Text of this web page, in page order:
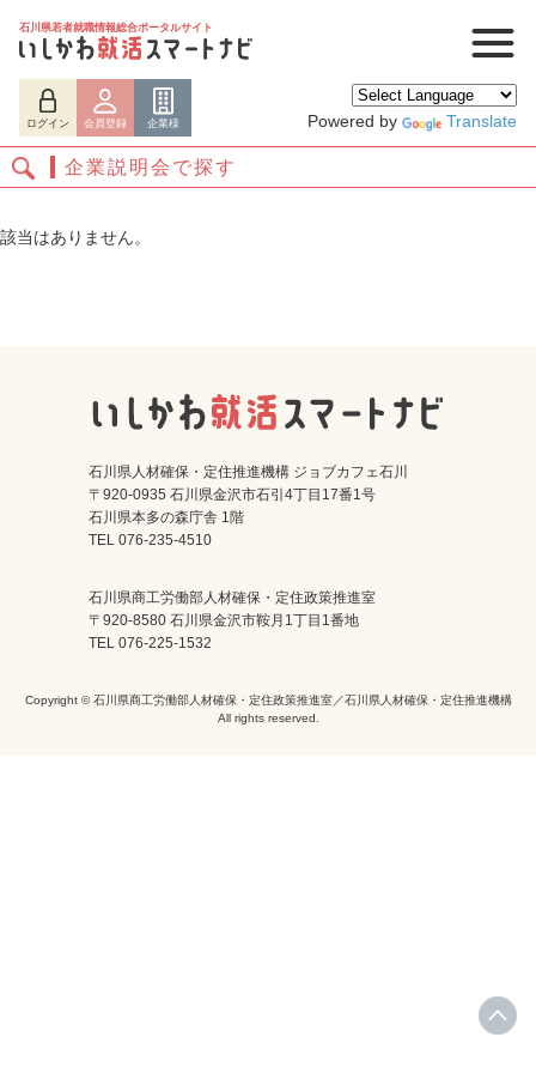
石川県若者就職情報総合ポータルサイト
ログイン 会員登録 企業様 Powered by Translate
ログイン 会員登録
企業説明会で探す
該当はありません。
石川県人材確保・定住推進機構 ジョブカフェ石川
〒920-0935 石川県金沢市石引4丁目17番1号
石川県本多の森庁舎 1階
TEL 076-235-4510
石川県商工労働部人材確保・定住政策推進室
〒920-8580 石川県金沢市鞍月1丁目1番地
TEL 076-225-1532
Copyright © 石川県商工労働部人材確保・定住政策推進室／石川県人材確保・定住推進機構
All rights reserved.